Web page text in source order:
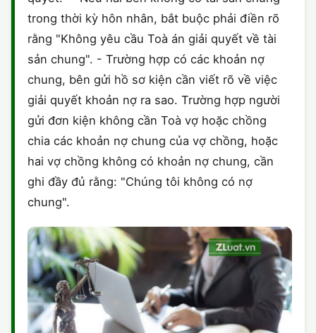
trong thời kỳ hôn nhân, bắt buộc phải điền rõ
rằng "Không yêu cầu Toà án giải quyết về tài
sản chung". - Trường hợp có các khoản nợ
chung, bên gửi hồ sơ kiện cần viết rõ về việc
giải quyết khoản nợ ra sao. Trường hợp người
gửi đơn kiện không cần Toà vợ hoặc chồng
chia các khoản nợ chung của vợ chồng, hoặc
hai vợ chồng không có khoản nợ chung, cần
ghi đầy đủ rằng: "Chúng tôi không có nợ
chung".